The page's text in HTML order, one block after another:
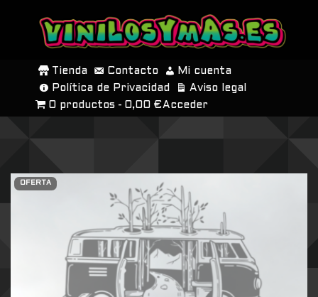
SALTAR
CONTENIDO
Tienda Contacto
Mi cuenta
Política de Privacidad
Aviso legal
0 productos
0,00 € Acceder
OFERTA